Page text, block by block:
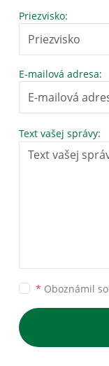
Priezvisko:
E-mailová adresa:
Text vašej správy:
* Oboznámil